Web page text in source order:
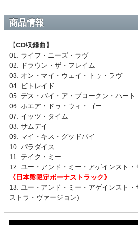
商品情報
【CD収録曲】
01. ライフ・ニーズ・ラヴ
02. ドラウン・ザ・フレイム
03. オン・マイ・ウェイ・トゥ・ラヴ
04. ビトレイド
05. デス・バイ・ア・ブロークン・ハート
06. ホエア・ドゥ・ウィ・ゴー
07. イッツ・タイム
08. サムデイ
09. マイ・キス・グッドバイ
10. パラダイス
11. テイク・ミー
12. ユー・アンド・ミー・アゲインスト・
《日本盤限定ボーナストラック》
13. ユー・アンド・ミー・アゲインスト
ストラ・ヴァージョン)